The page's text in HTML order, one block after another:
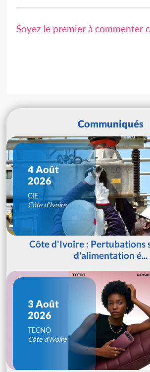
Soyez le premier à commenter
Communiqués
4 Août
2026
CIE
Côte d'Ivoire
Côte d'Ivoire : Pertubations
d'alimentation é...
3 Août
2026
TECNO
Côte d'Ivoire